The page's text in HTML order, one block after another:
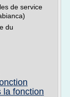
de service
du
la fonction